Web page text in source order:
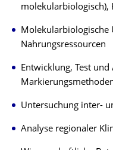
molekularbiologisch),
Molekularbiologische
Nahrungsressourcen
Entwicklung, Test
Untersuchung inter-
Analyse regionaler